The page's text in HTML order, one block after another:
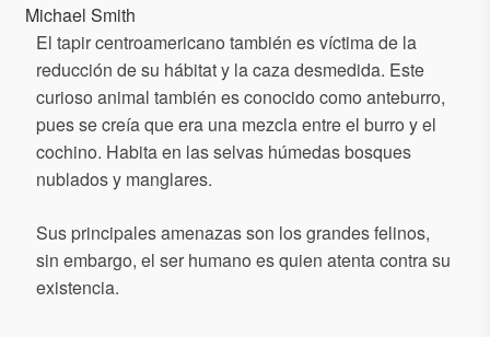
Michael Smith
El tapir centroamericano también es víctima de la
reducción de su hábitat y la caza desmedida. Este
curioso animal también es conocido como anteburro,
pues se creía que era una mezcla entre el burro y el
cochino. Habita en las selvas húmedas bosques
nublados y manglares.
Sus principales amenazas son los grandes felinos,
sin embargo, el ser humano es quien atenta contra su
existencia.